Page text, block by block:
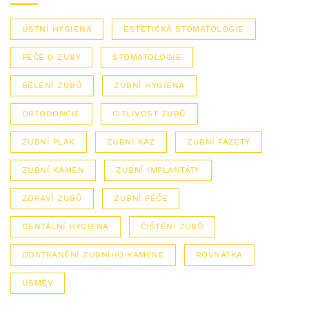
ÚSTNÍ HYGIENA ESTETICKÁ STOMATOLOGIE
PÉČE O ZUBY STOMATOLOGIE
BĚLENÍ ZUBŮ ZUBNÍ HYGIENA
ORTODONCIE CITLIVOST ZUBŮ
ZUBNÍ PLAK ZUBNÍ KAZ ZUBNÍ FAZETY
ZUBNÍ KÁMEN ZUBNÍ IMPLANTÁTY
ZDRAVÍ ZUBŮ ZUBNÍ PÉČE
DENTÁLNÍ HYGIENA ČIŠTĚNÍ ZUBŮ
ODSTRANĚNÍ ZUBNÍHO KAMENE ROVNÁTKA
ÚSMĚV